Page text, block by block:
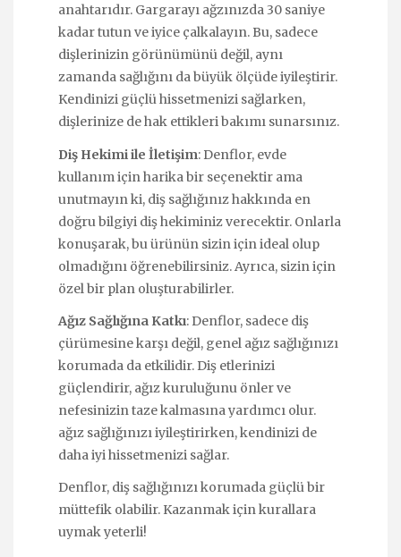
anahtarıdır. Gargarayı ağzınızda 30 saniye
kadar tutun ve iyice çalkalayın. Bu, sadece
dişlerinizin görünümünü değil, aynı
zamanda sağlığını da büyük ölçüde iyileştirir.
Kendinizi güçlü hissetmenizi sağlarken,
dişlerinize de hak ettikleri bakımı sunarsınız.
Diş Hekimi ile İletişim: Denflor, evde
kullanım için harika bir seçenektir ama
unutmayın ki, diş sağlığınız hakkında en
doğru bilgiyi diş hekiminiz verecektir. Onlarla
konuşarak, bu ürünün sizin için ideal olup
olmadığını öğrenebilirsiniz. Ayrıca, sizin için
özel bir plan oluşturabilirler.
Ağız Sağlığına Katkı: Denflor, sadece diş
çürümesine karşı değil, genel ağız sağlığınızı
korumada da etkilidir. Diş etlerinizi
güçlendirir, ağız kuruluğunu önler ve
nefesinizin taze kalmasına yardımcı olur.
ağız sağlığınızı iyileştirirken, kendinizi de
daha iyi hissetmenizi sağlar.
Denflor, diş sağlığınızı korumada güçlü bir
müttefik olabilir. Kazanmak için kurallara
uymak yeterli!